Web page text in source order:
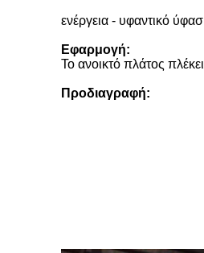
ενέργεια - υφαντικό
Εφαρμογή:
Το ανοικτό πλάτος
Προδιαγραφή: